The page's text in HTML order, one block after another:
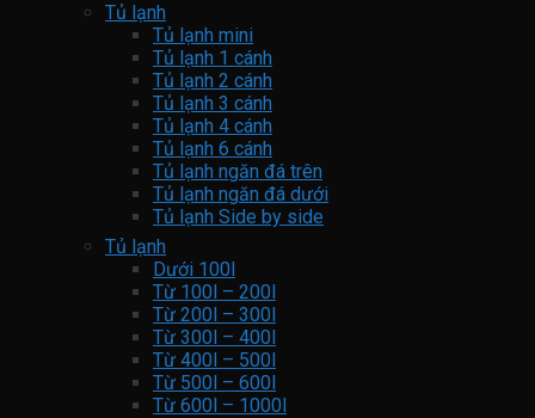
Tủ lạnh
Tủ lạnh mini
Tủ lạnh 1 cánh
Tủ lạnh 2 cánh
Tủ lạnh 3 cánh
Tủ lạnh 4 cánh
Tủ lạnh 6 cánh
Tủ lạnh ngăn đá trên
Tủ lạnh ngăn đá dưới
Tủ lạnh Side by side
Tủ lạnh
Dưới 100l
Từ 100l – 200l
Từ 200l – 300l
Từ 300l – 400l
Từ 400l – 500l
Từ 500l – 600l
Từ 600l – 1000l